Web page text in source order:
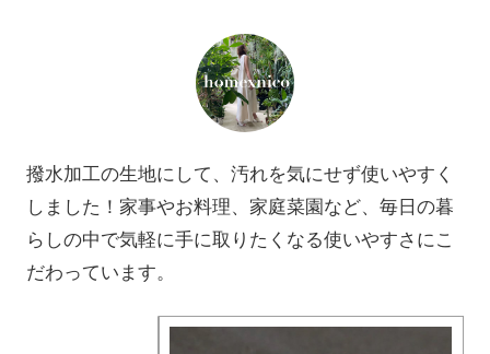
撥水加工の生地にして、汚れを気にせず使いやすく
しました！家事やお料理、家庭菜園など、毎日の暮
らしの中で気軽に手に取りたくなる使いやすさにこ
だわっています。